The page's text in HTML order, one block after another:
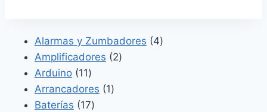
Alarmas y Zumbadores 44
Amplificadores 22
Arduino 1111
productos
Arrancadores 11
Baterías 1717